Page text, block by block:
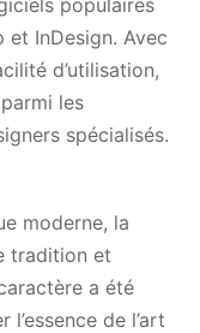
populaires
et InDesign. Avec
d’utilisation,
les
spécialisés.
moderne, la
tradition et
a été
de l’art